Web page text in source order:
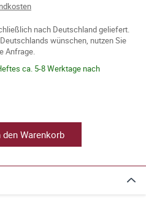
nach Deutschland geliefert.
wünschen, nutzen Sie
Anfrage.
ca. 5-8 Werktage nach
den Warenkorb